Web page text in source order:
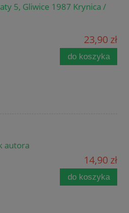
5, Gliwice 1987 Krynica /
23,90 zł
do koszyka
autora
14,90 zł
do koszyka